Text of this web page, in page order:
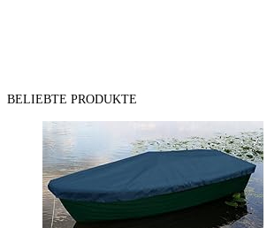
BELIEBTE PRODUKTE